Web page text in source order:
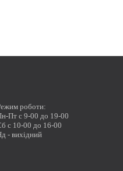
роботи:
Пт с 9-00 до 19-00
с 10-00 до 16-00
- вихідний